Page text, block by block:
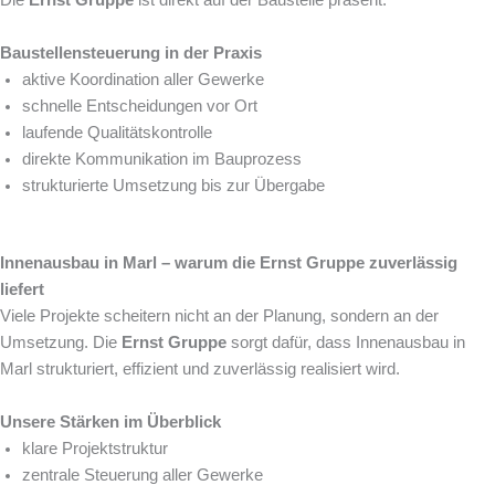
Baustellensteuerung in der Praxis
aktive Koordination aller Gewerke
schnelle Entscheidungen vor Ort
laufende Qualitätskontrolle
direkte Kommunikation im Bauprozess
strukturierte Umsetzung bis zur Übergabe
Innenausbau in Marl – warum die Ernst Gruppe zuverlässig
liefert
Viele Projekte scheitern nicht an der Planung, sondern an der
Umsetzung. Die Ernst Gruppe sorgt dafür, dass Innenausbau in
Marl strukturiert, effizient und zuverlässig realisiert wird.
Unsere Stärken im Überblick
klare Projektstruktur
zentrale Steuerung aller Gewerke